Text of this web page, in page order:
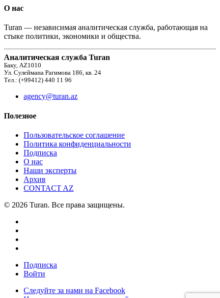
О нас
Turan — независимая аналитическая служба, работающая на
стыке политики, экономики и общества.
Аналитическая служба Turan
Баку, AZ1010
Ул. Сулеймана Рагимова 186, кв. 24
Тел.: (+99412) 440 11 96
agency@turan.az
Полезное
Пользовательское соглашение
Политика конфиденциальности
Подписка
О нас
Наши эксперты
Архив
CONTACT AZ
© 2026 Turan. Все права защищены.
Подписка
Войти
Следуйте за нами на Facebook